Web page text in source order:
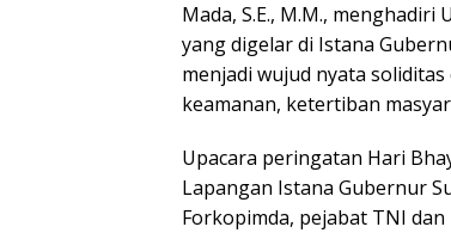
Mada, S.E., M.M.,
yang digelar di Istana
menjadi wujud nyata
keamanan, ketertiban
Upacara peringatan Hari
Lapangan Istana Gubernur
Forkopimda, pejabat TNI